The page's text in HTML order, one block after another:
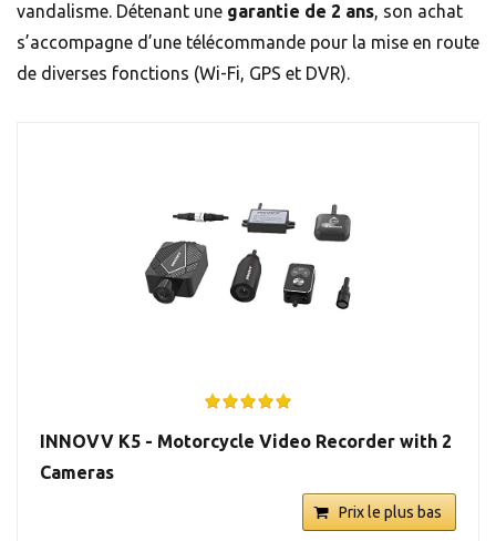
vandalisme. Détenant une garantie de 2 ans, son achat
s’accompagne d’une télécommande pour la mise en route
de diverses fonctions (Wi-Fi, GPS et DVR).
INNOVV K5 - Motorcycle Video Recorder with 2
Cameras
Prix le plus bas